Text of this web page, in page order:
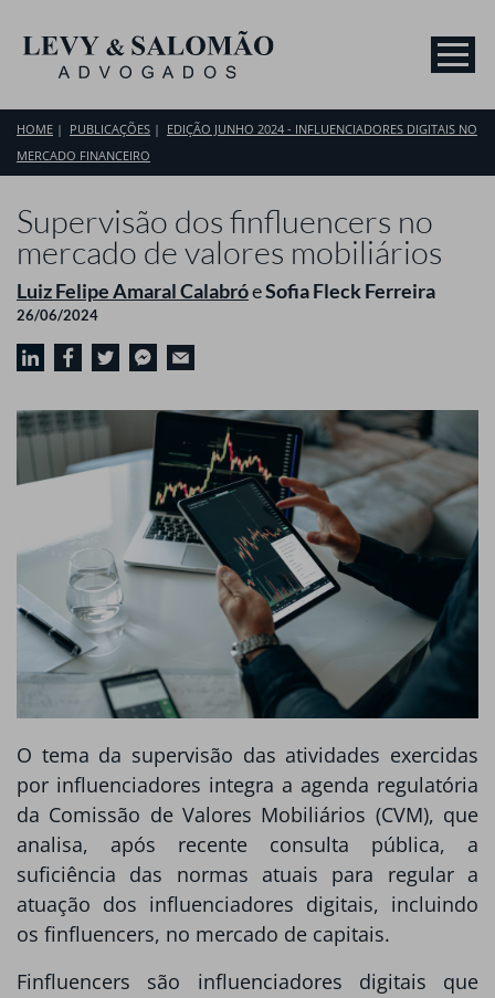
HOME PUBLICAÇÕES
EDIÇÃO JUNHO 2024 - INFLUENCIADORES DIGITAIS NO
MERCADO FINANCEIRO
Supervisão dos finfluencers no
mercado de valores mobiliários
Luiz Felipe Amaral CalabróeSofia Fleck Ferreira
26/06/2024
O tema da supervisão das atividades exercidas
por influenciadores integra a agenda regulatória
da Comissão de Valores Mobiliários (CVM), que
analisa, após recente consulta pública, a
suficiência das normas atuais para regular a
atuação dos influenciadores digitais, incluindo
os finfluencers, no mercado de capitais.
Finfluencers são influenciadores digitais que